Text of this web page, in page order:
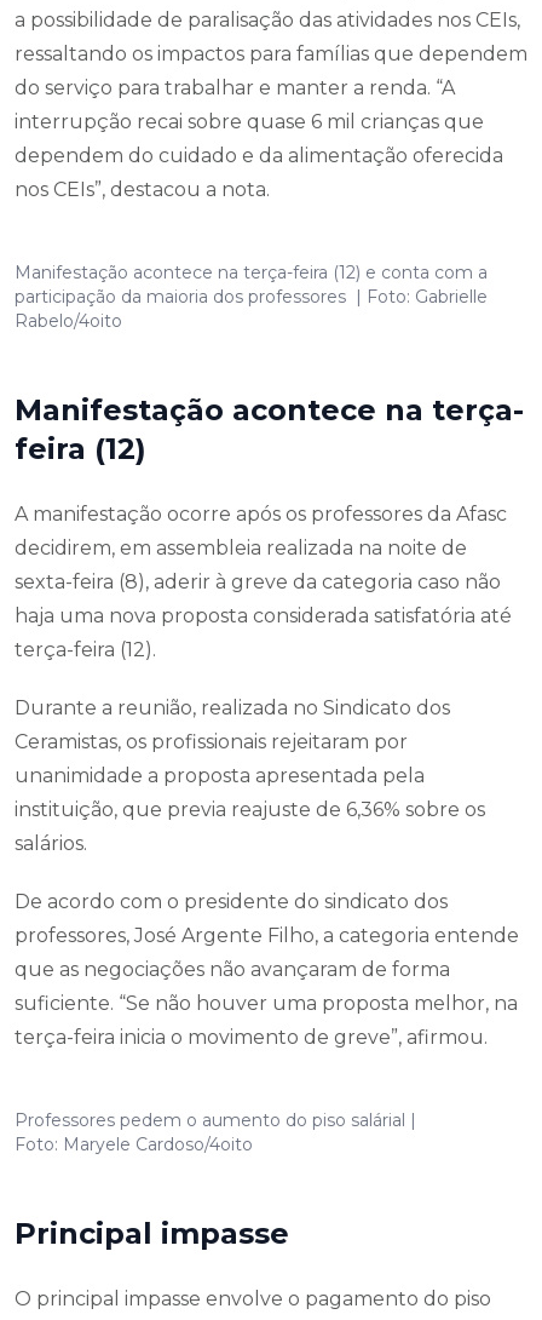
a possibilidade de paralisação das atividades nos CEIs,
ressaltando os impactos para famílias que dependem
do serviço para trabalhar e manter a renda. “A
interrupção recai sobre quase 6 mil crianças que
dependem do cuidado e da alimentação oferecida
nos CEIs”, destacou a nota.
Manifestação acontece na terça-feira (12) e conta com a
participação da maioria dos professores | Foto: Gabrielle
Rabelo/4oito
Manifestação acontece na terça-
feira (12)
A manifestação ocorre após os professores da Afasc
decidirem, em assembleia realizada na noite de
sexta-feira (8), aderir à greve da categoria caso não
haja uma nova proposta considerada satisfatória até
terça-feira (12).
Durante a reunião, realizada no Sindicato dos
Ceramistas, os profissionais rejeitaram por
unanimidade a proposta apresentada pela
instituição, que previa reajuste de 6,36% sobre os
salários.
De acordo com o presidente do sindicato dos
professores, José Argente Filho, a categoria entende
que as negociações não avançaram de forma
suficiente. “Se não houver uma proposta melhor, na
terça-feira inicia o movimento de greve”, afirmou.
Professores pedem o aumento do piso salárial |
Foto: Maryele Cardoso/4oito
Principal impasse
O principal impasse envolve o pagamento do piso